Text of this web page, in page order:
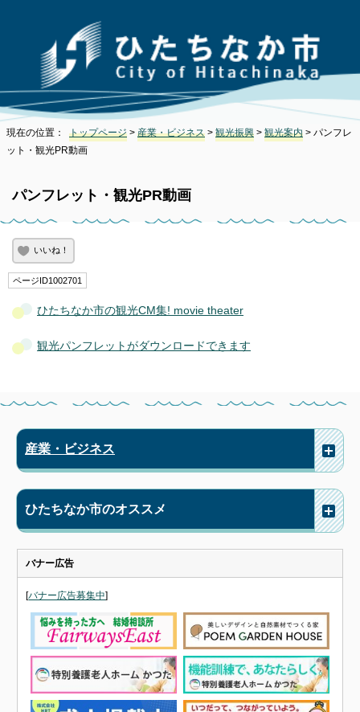
現在の位置： トップページ > 産業・ビジネス > 観光振興 > 観光案内 > パンフレ
ット・観光PR動画
パンフレット・観光PR動画
いいね！
ページID1002701
ひたちなか市の観光CM集! movie theater
観光パンフレットがダウンロードできます
産業・ビジネス
ひたちなか市のオススメ
バナー広告
[バナー広告募集中]